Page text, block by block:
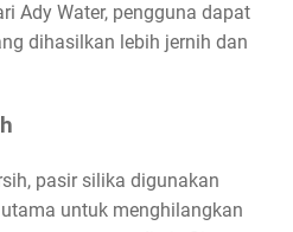
Ady Water, pengguna dapat
dihasilkan lebih jernih dan
pasir silika digunakan
untuk menghilangkan